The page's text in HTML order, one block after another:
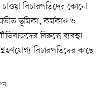
বিচারপতিদের কোনো
ভূমিকা, কর্মকাণ্ড ও
বিরুদ্ধে ব্যবস্থা
বিচারপতিদের কাছে